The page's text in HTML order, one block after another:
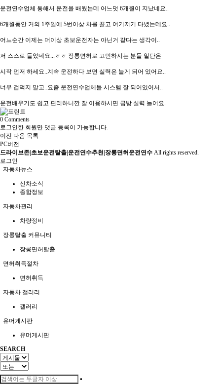
운전연수업체 통해서 운전을 배웠는데 어느덧 6개월이 지났네요..
6개월동안 거의 1주일에 5번이상 차를 끌고 여기저기 다녔는데요..
어느순간 이제는 더이상 초보운전자는 아닌거 같다는 생각이..
저 스스로 들었네요...ㅎㅎ 장롱면허로 고민하시는 분들 일단은
시작 먼저 하세요..계속 운전하다 보면 실력은 늘게 되어 있어요..
너무 겁먹지 말고..요즘 운전연수업체들 시스템 잘 되어있어서..
운전배우기도 쉽고 편리하니깐 잘 이용하시면 금방 실력 늘어요.
0 Comments
로그인한 회원만 댓글 등록이 가능합니다.
이전 다음 목록
PC버전
드라이브존|초보운전탈출|운전연수추천|장롱면허운전연수 All rights reserved.
로그인
자동차뉴스
신차소식
종합정보
자동차관리
차량정비
장롱탈출 커뮤니티
장롱면허탈출
면허취득절차
면허취득
자동차 갤러리
갤러리
유머게시판
유머게시판
SEARCH